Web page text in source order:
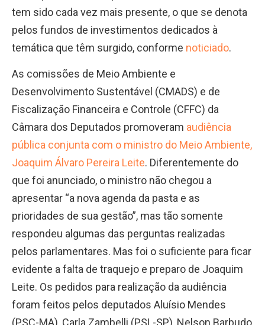
tem sido cada vez mais presente, o que se denota
pelos fundos de investimentos dedicados à
temática que têm surgido, conforme noticiado.
As comissões de Meio Ambiente e
Desenvolvimento Sustentável (CMADS) e de
Fiscalização Financeira e Controle (CFFC) da
Câmara dos Deputados promoveram audiência
pública conjunta com o ministro do Meio Ambiente,
Joaquim Álvaro Pereira Leite. Diferentemente do
que foi anunciado, o ministro não chegou a
apresentar “a nova agenda da pasta e as
prioridades de sua gestão”, mas tão somente
respondeu algumas das perguntas realizadas
pelos parlamentares. Mas foi o suficiente para ficar
evidente a falta de traquejo e preparo de Joaquim
Leite. Os pedidos para realização da audiência
foram feitos pelos deputados Aluísio Mendes